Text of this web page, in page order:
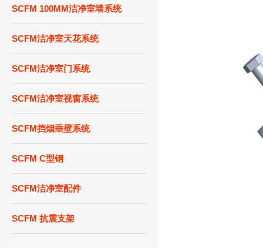
SCFM 100MM洁净室墙系统
SCFM洁净室天花系统
SCFM洁净室门系统
SCFM洁净室视窗系统
SCFM挡烟垂壁系统
SCFM C型钢
SCFM洁净室配件
SCFM 抗震支架